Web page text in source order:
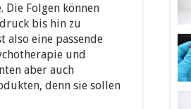
Folgen können
bis hin zu
also eine passende
und
aber auch
denn sie sollen